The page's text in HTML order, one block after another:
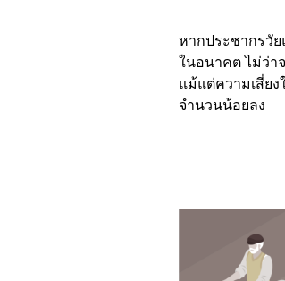
หากประชากรวั
ในอนาคต ไม่ว่า
แม้แต่ความเสี่ย
จำนวนน้อยลง